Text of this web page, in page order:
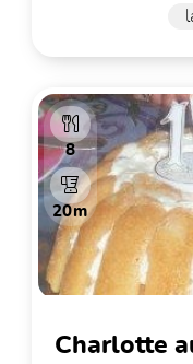
8
20m
charlotte